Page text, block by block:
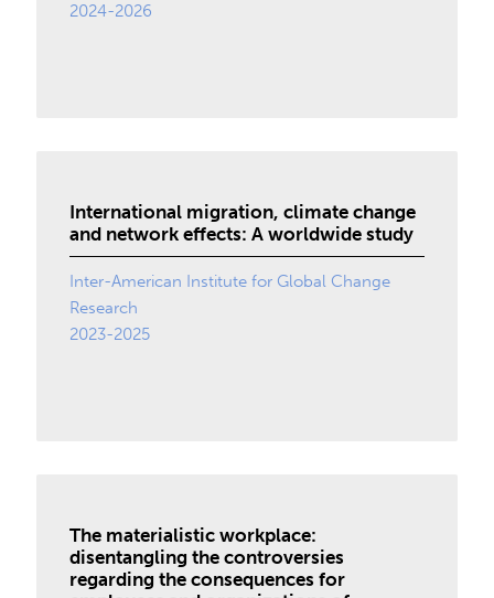
2024-2026
International migration, climate change
and network effects: A worldwide study
Inter-American Institute for Global Change
Research
2023-2025
The materialistic workplace:
disentangling the controversies
regarding the consequences for